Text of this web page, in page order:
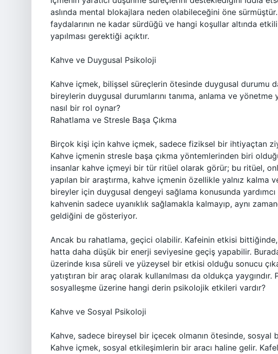
aslında mental blokajlara neden olabileceğini öne
faydalarının ne kadar sürdüğü ve hangi koşullar altında
yapılması gerektiği açıktır.
Kahve ve Duygusal Psikoloji
Kahve içmek, bilişsel süreçlerin ötesinde duygusal durumu
bireylerin duygusal durumlarını tanıma, anlama ve
nasıl bir rol oynar?
Rahatlama ve Stresle Başa Çıkma
Birçok kişi için kahve içmek, sadece fiziksel bir ihtiyaçtan
Kahve içmenin stresle başa çıkma yöntemlerinden biri
insanlar kahve içmeyi bir tür ritüel olarak görür; bu ritüel,
yapılan bir araştırma, kahve içmenin özellikle yalnız kalma
bireyler için duygusal dengeyi sağlama konusunda
kahvenin sadece uyanıklık sağlamakla kalmayıp, aynı
geldiğini de gösteriyor.
Ancak bu rahatlama, geçici olabilir. Kafeinin etkisi
hatta daha düşük bir enerji seviyesine geçiş yapabilir.
üzerinde kısa süreli ve yüzeysel bir etkisi olduğu sonucu
yatıştıran bir araç olarak kullanılması da oldukça yaygındır.
sosyalleşme üzerine hangi derin psikolojik etkileri vardır?
Kahve ve Sosyal Psikoloji
Kahve, sadece bireysel bir içecek olmanın ötesinde,
Kahve içmek, sosyal etkileşimlerin bir aracı haline gelir.